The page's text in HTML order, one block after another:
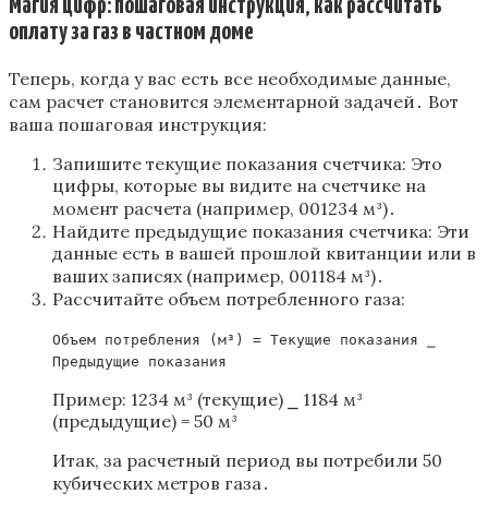
Магия цифр: пошаговая инструкция‚ как рассчитать
оплату за газ в частном доме
Теперь‚ когда у вас есть все необходимые данные‚
сам расчет становится элементарной задачей․ Вот
ваша пошаговая инструкция:
Запишите текущие показания счетчика: Это
цифры‚ которые вы видите на счетчике на
момент расчета (например‚ 001234 м³)․
Найдите предыдущие показания счетчика: Эти
данные есть в вашей прошлой квитанции или в
ваших записях (например‚ 001184 м³)․
Рассчитайте объем потребленного газа:
Объем потребления (м³) = Текущие показания ⎯
Предыдущие показания
Пример: 1234 м³ (текущие) ⎯ 1184 м³
(предыдущие) = 50 м³
Итак‚ за расчетный период вы потребили 50
кубических метров газа․